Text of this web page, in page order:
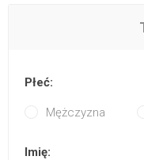
Płeć:
Mężczyzna
Imię: